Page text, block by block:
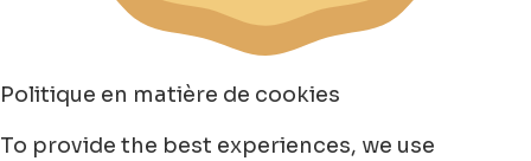
Politique en matière de cookies
To provide the best experiences, we use